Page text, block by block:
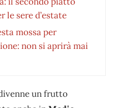
le sere d’estate
mossa per
non si aprirà mai
un frutto